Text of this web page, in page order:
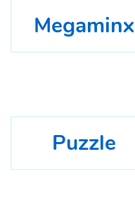
Megaminx
Puzzle